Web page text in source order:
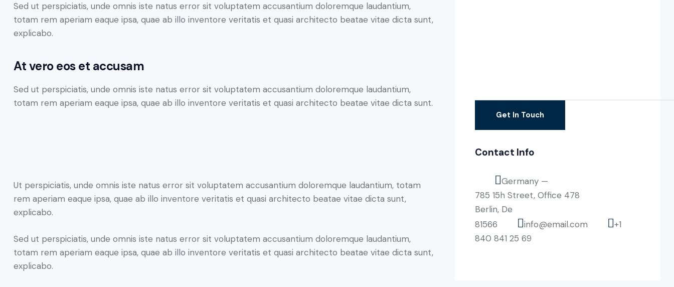
Sed ut perspiciatis, unde omnis iste natus error sit voluptatem accusantium doloremque laudantium,
totam rem aperiam eaque ipsa, quae ab illo inventore veritatis et quasi architecto beatae vitae dicta sunt,
explicabo.
At vero eos et accusam
Sed ut perspiciatis, unde omnis iste natus error sit voluptatem accusantium doloremque laudantium,
totam rem aperiam eaque ipsa, quae ab illo inventore veritatis et quasi architecto beatae vitae dicta sunt.
Ut perspiciatis, unde omnis iste natus error sit voluptatem accusantium doloremque laudantium, totam
rem aperiam eaque ipsa, quae ab illo inventore veritatis et quasi architecto beatae vitae dicta sunt,
explicabo.
Sed ut perspiciatis, unde omnis iste natus error sit voluptatem accusantium doloremque laudantium,
totam rem aperiam eaque ipsa, quae ab illo inventore veritatis et quasi architecto beatae vitae dicta sunt,
explicabo.
Contact Info
Germany —
785 15h Street, Office 478
Berlin, De
81566
info@email.com
+1
840 841 25 69